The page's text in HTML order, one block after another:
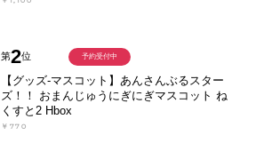
第2位
【グッズ-マスコット】あんさんぶるスター
ズ！！ おまんじゅうにぎにぎマスコット ね
くすと2 Hbox
￥770
予約受付中